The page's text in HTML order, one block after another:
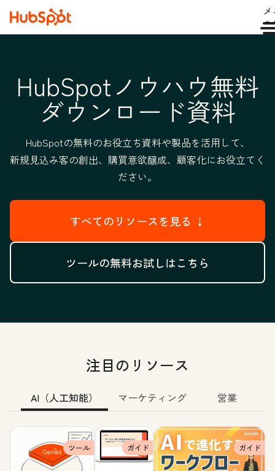
HubSpotノウハウ無料
ダウンロード資料
HubSpotの無料のお役立ち資料や製品を活用して、
新規見込み客の創出、購買意欲醸成、顧客化にお役立てく
ださい。
すべてのリソースを見る ↓
ツールの無料お試しはこちら
注目のリソース
AI（人工知能） マーケティング 営業
ツール ガイド ガイド